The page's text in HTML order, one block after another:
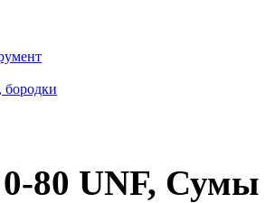
бородки
80 UNF, Сумы